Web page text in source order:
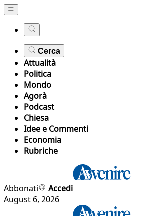
Cerca
Attualità
Politica
Mondo
Agorà
Podcast
Chiesa
Idee e Commenti
Economia
Rubriche
Abbonati
Accedi
August 6, 2026